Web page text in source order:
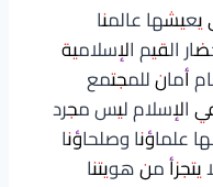
عالمنا
القيم الإسلامية
أمان للمجتمع
الإسلام ليس مجرد
علماؤنا وصلحاؤنا
من هويتنا